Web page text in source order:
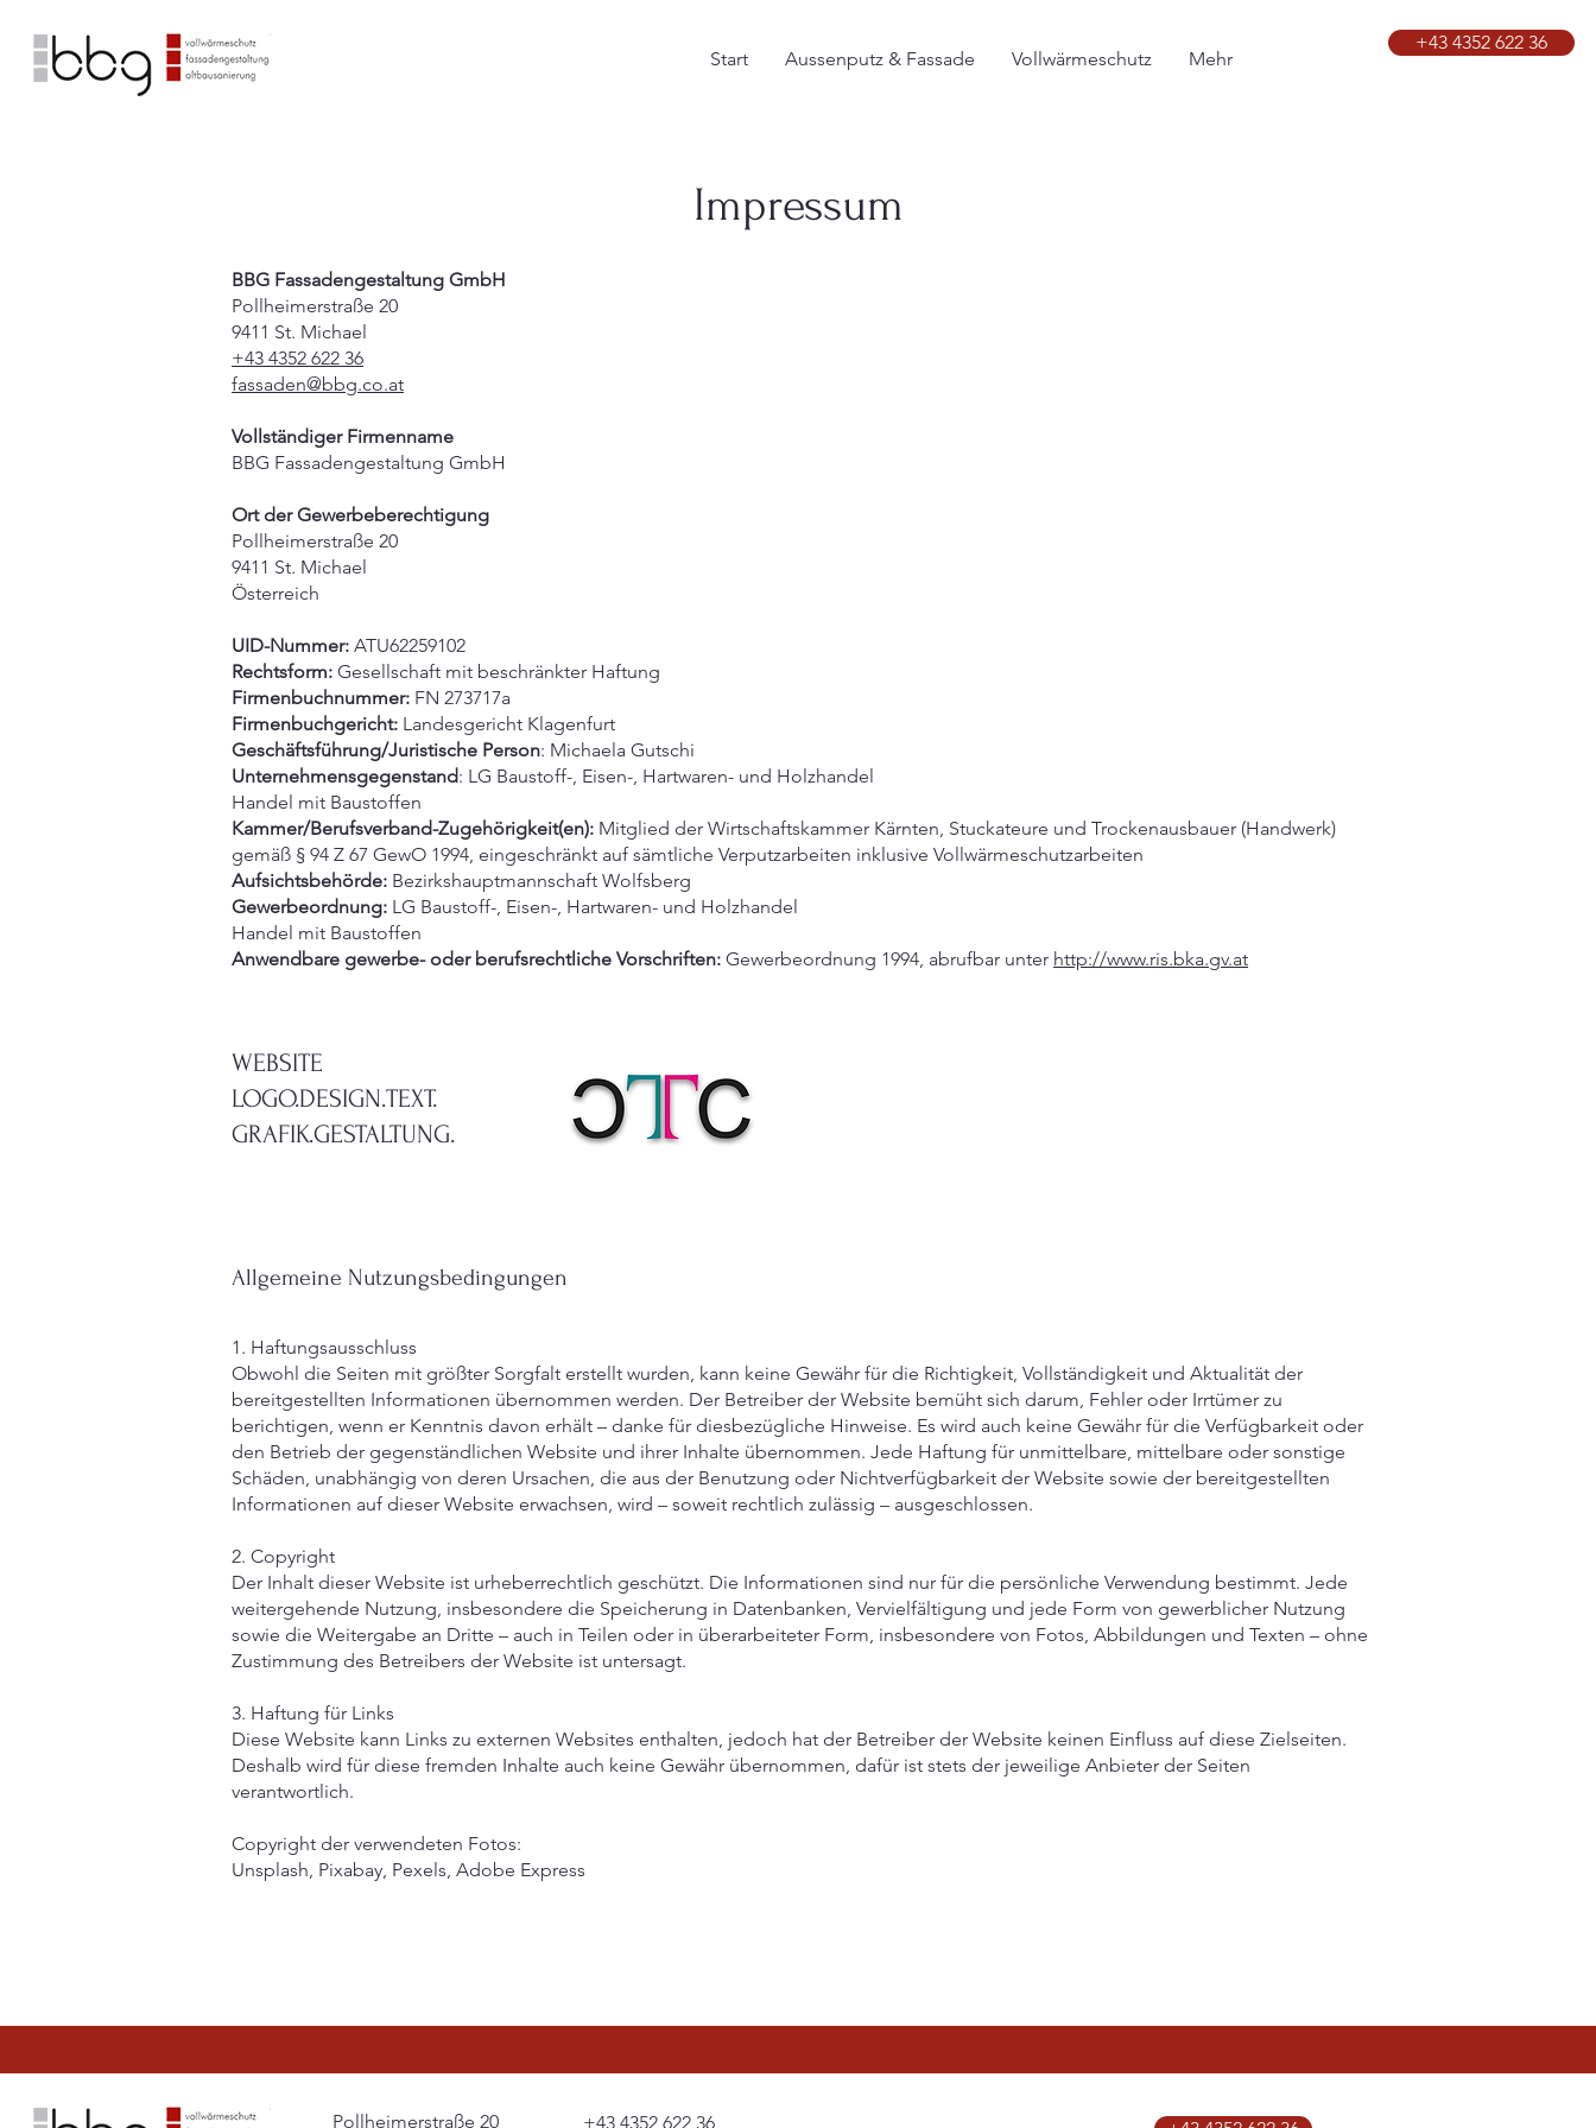
Start Aussenputz & Fassade Vollwärmeschutz Mehr
+43 4352 622 36
Impressum
BBG Fassadengestaltung GmbH
Pollheimerstraße 20
9411 St. Michael
+43 4352 622 36
fassaden@bbg.co.at
Vollständiger Firmenname
BBG Fassadengestaltung GmbH
Ort der Gewerbeberechtigung
Pollheimerstraße 20
9411 St. Michael
Österreich
UID-Nummer: ATU62259102
Rechtsform: Gesellschaft mit beschränkter Haftung
Firmenbuchnummer: FN 273717a
Firmenbuchgericht: Landesgericht Klagenfurt
Geschäftsführung/Juristische Person: Michaela Gutschi
Unternehmensgegenstand: LG Baustoff-, Eisen-, Hartwaren- und Holzhandel
Handel mit Baustoffen
Kammer/Berufsverband-Zugehörigkeit(en): Mitglied der Wirtschaftskammer Kärnten, Stuckateure und Trockenausbauer (Handwerk)
gemäß § 94 Z 67 GewO 1994, eingeschränkt auf sämtliche Verputzarbeiten inklusive Vollwärmeschutzarbeiten
Aufsichtsbehörde: Bezirkshauptmannschaft Wolfsberg
Gewerbeordnung: LG Baustoff-, Eisen-, Hartwaren- und Holzhandel
Handel mit Baustoffen
Anwendbare gewerbe- oder berufsrechtliche Vorschriften: Gewerbeordnung 1994, abrufbar unter http://www.ris.bka.gv.at
WEBSITE
LOGO.DESIGN.TEXT.
GRAFIK.GESTALTUNG.​
Allgemeine Nutzungsbedingungen​​
1. Haftungsausschluss
Obwohl die Seiten mit größter Sorgfalt erstellt wurden, kann keine Gewähr für die Richtigkeit, Vollständigkeit und Aktualität der
bereitgestellten Informationen übernommen werden. Der Betreiber der Website bemüht sich darum, Fehler oder Irrtümer zu
berichtigen, wenn er Kenntnis davon erhält – danke für diesbezügliche Hinweise. Es wird auch keine Gewähr für die Verfügbarkeit oder
den Betrieb der gegenständlichen Website und ihrer Inhalte übernommen. Jede Haftung für unmittelbare, mittelbare oder sonstige
Schäden, unabhängig von deren Ursachen, die aus der Benutzung oder Nichtverfügbarkeit der Website sowie der bereitgestellten
Informationen auf dieser Website erwachsen, wird – soweit rechtlich zulässig – ausgeschlossen.
2. Copyright
Der Inhalt dieser Website ist urheberrechtlich geschützt. Die Informationen sind nur für die persönliche Verwendung bestimmt. Jede
weitergehende Nutzung, insbesondere die Speicherung in Datenbanken, Vervielfältigung und jede Form von gewerblicher Nutzung
sowie die Weitergabe an Dritte – auch in Teilen oder in überarbeiteter Form, insbesondere von Fotos, Abbildungen und Texten – ohne
Zustimmung des Betreibers der Website ist untersagt.
3. Haftung für Links
Diese Website kann Links zu externen Websites enthalten, jedoch hat der Betreiber der Website keinen Einfluss auf diese Zielseiten.
Deshalb wird für diese fremden Inhalte auch keine Gewähr übernommen, dafür ist stets der jeweilige Anbieter der Seiten
verantwortlich.
Copyright der verwendeten Fotos:
Unsplash, Pixabay, Pexels, Adobe Express
Pollheimerstraße 20 +43 4352 622 36